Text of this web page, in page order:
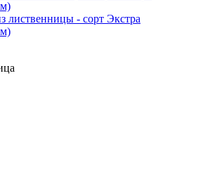
лиственницы - сорт Экстра